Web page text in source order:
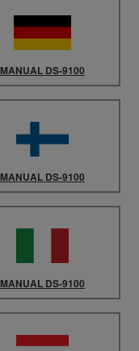
MANUAL DS-9100
MANUAL DS-9100
MANUAL DS-9100